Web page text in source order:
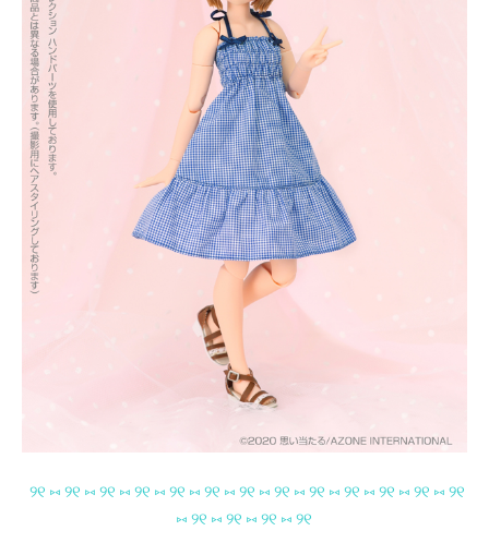
୨୧ ⑅ ୨୧ ⑅ ୨୧ ⑅ ୨୧ ⑅ ୨୧ ⑅ ୨୧ ⑅ ୨୧ ⑅ ୨୧ ⑅ ୨୧ ⑅ ୨୧ ⑅ ୨୧ ⑅ ୨୧ ⑅ ୨୧
⑅ ୨୧ ⑅ ୨୧ ⑅ ୨୧ ⑅ ୨୧